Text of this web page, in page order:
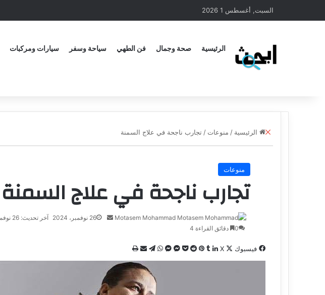
السبت, أغسطس 1 2026
الرئيسية صحة وجمال فن الطهي سياحة وسفر سيارات ومركبات
الرئيسية / منوعات / تجارب ناجحة في علاج السمنة
منوعات
تجارب ناجحة في علاج السمنة
Motasem Mohammad 26 نوفمبر، 2024
آخر تحديث: 26 نوفمبر، 2024
0
دقائق القراءة 4
فيسبوك X